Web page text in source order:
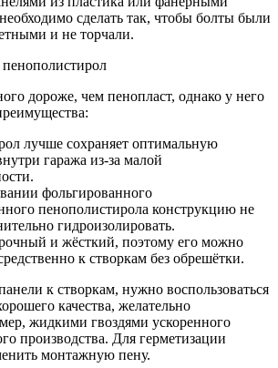
сделать так, чтобы болты были
и не торчали.
дороже, чем пенопласт, однако у него
лучше сохраняет оптимальную
гаража из-за малой
фольгированного
пенополистирола конструкцию не
гидроизолировать.
и жёсткий, поэтому его можно
к створкам без обрешётки.
к створкам, нужно воспользоваться
качества, желательно
жидкими гвоздями ускоренного
производства. Для герметизации
монтажную пену.